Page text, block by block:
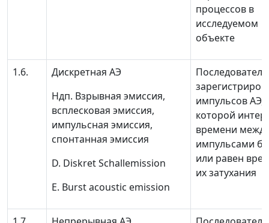
процессов в
исследуемом
объекте
1.6.
Дискретная АЭ
Ндп. Взрывная эмиссия,
всплесковая эмиссия,
импульсная эмиссия,
спонтанная эмиссия
D. Diskret Schallemission
Е. Burst acoustic emission
импульсов АЭ,
которой
времени между
импульсами
или равен
их затухания